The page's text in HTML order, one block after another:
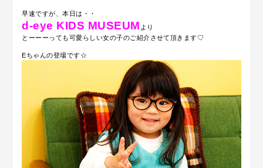
早速ですが、本日は・・
d-eye KIDS MUSEUM より
とーーーっても可愛らしい女の子のご紹介させて頂きます♡
Eちゃんの登場です☆